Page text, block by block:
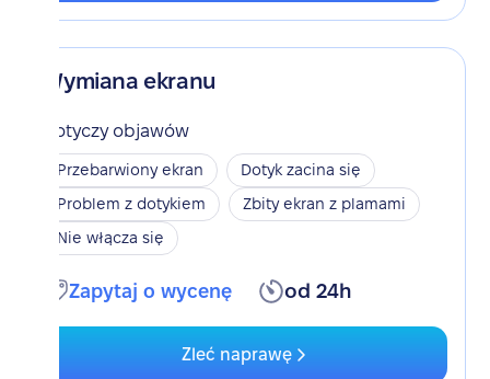
Wymiana ekranu
Dotyczy objawów
Przebarwiony ekran
Dotyk zacina się
Problem z dotykiem
Zbity ekran z plamami
Nie włącza się
Zapytaj o wycenę od 24h
Zleć naprawę